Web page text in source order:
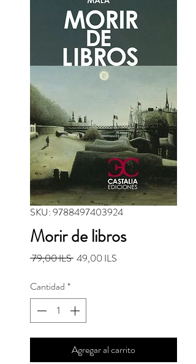
SKU: 9788497403924
Morir de libros
79,00 ILS Precio
49,00 ILS
Cantidad *
Agregar al carrito